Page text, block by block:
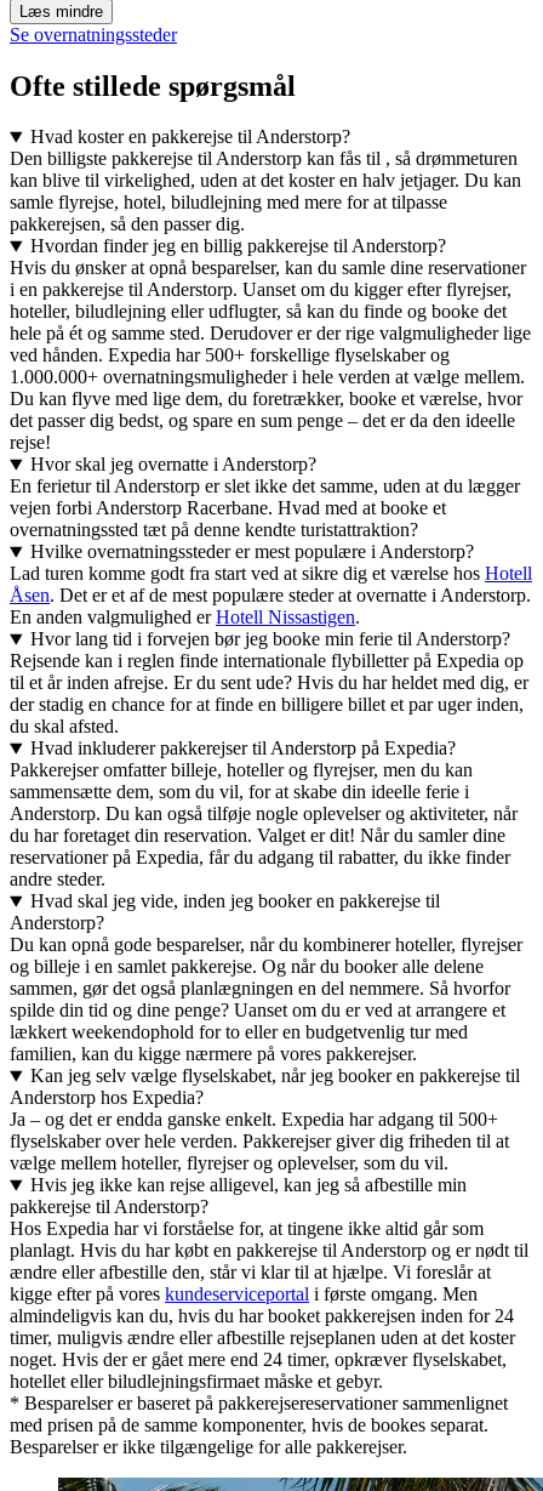
Læs mindre
Se overnatningssteder
Ofte stillede spørgsmål
Hvad koster en pakkerejse til Anderstorp?
Den billigste pakkerejse til Anderstorp kan fås til , så drømmeturen
kan blive til virkelighed, uden at det koster en halv jetjager. Du kan
samle flyrejse, hotel, biludlejning med mere for at tilpasse
pakkerejsen, så den passer dig.
Hvordan finder jeg en billig pakkerejse til Anderstorp?
Hvis du ønsker at opnå besparelser, kan du samle dine reservationer
i en pakkerejse til Anderstorp. Uanset om du kigger efter flyrejser,
hoteller, biludlejning eller udflugter, så kan du finde og booke det
hele på ét og samme sted. Derudover er der rige valgmuligheder lige
ved hånden. Expedia har 500+ forskellige flyselskaber og
1.000.000+ overnatningsmuligheder i hele verden at vælge mellem.
Du kan flyve med lige dem, du foretrækker, booke et værelse, hvor
det passer dig bedst, og spare en sum penge – det er da den ideelle
rejse!
Hvor skal jeg overnatte i Anderstorp?
En ferietur til Anderstorp er slet ikke det samme, uden at du lægger
vejen forbi Anderstorp Racerbane. Hvad med at booke et
overnatningssted tæt på denne kendte turistattraktion?
Hvilke overnatningssteder er mest populære i Anderstorp?
Lad turen komme godt fra start ved at sikre dig et værelse hos Hotell
Åsen. Det er et af de mest populære steder at overnatte i Anderstorp.
En anden valgmulighed erHotell Nissastigen.
Hvor lang tid i forvejen bør jeg booke min ferie til Anderstorp?
Rejsende kan i reglen finde internationale flybilletter på Expedia op
til et år inden afrejse. Er du sent ude? Hvis du har heldet med dig, er
der stadig en chance for at finde en billigere billet et par uger inden,
du skal afsted.
Hvad inkluderer pakkerejser til Anderstorp på Expedia?
Pakkerejser omfatter billeje, hoteller og flyrejser, men du kan
sammensætte dem, som du vil, for at skabe din ideelle ferie i
Anderstorp. Du kan også tilføje nogle oplevelser og aktiviteter, når
du har foretaget din reservation. Valget er dit! Når du samler dine
reservationer på Expedia, får du adgang til rabatter, du ikke finder
andre steder.
Hvad skal jeg vide, inden jeg booker en pakkerejse til
Anderstorp?
Du kan opnå gode besparelser, når du kombinerer hoteller, flyrejser
og billeje i en samlet pakkerejse. Og når du booker alle delene
sammen, gør det også planlægningen en del nemmere. Så hvorfor
spilde din tid og dine penge? Uanset om du er ved at arrangere et
lækkert weekendophold for to eller en budgetvenlig tur med
familien, kan du kigge nærmere på vores pakkerejser.
Kan jeg selv vælge flyselskabet, når jeg booker en pakkerejse til
Anderstorp hos Expedia?
Ja – og det er endda ganske enkelt. Expedia har adgang til 500+
flyselskaber over hele verden. Pakkerejser giver dig friheden til at
vælge mellem hoteller, flyrejser og oplevelser, som du vil.
Hvis jeg ikke kan rejse alligevel, kan jeg så afbestille min
pakkerejse til Anderstorp?
Hos Expedia har vi forståelse for, at tingene ikke altid går som
planlagt. Hvis du har købt en pakkerejse til Anderstorp og er nødt til
ændre eller afbestille den, står vi klar til at hjælpe. Vi foreslår at
kigge efter på vores kundeserviceportal i første omgang. Men
almindeligvis kan du, hvis du har booket pakkerejsen inden for 24
timer, muligvis ændre eller afbestille rejseplanen uden at det koster
noget. Hvis der er gået mere end 24 timer, opkræver flyselskabet,
hotellet eller biludlejningsfirmaet måske et gebyr.
* Besparelser er baseret på pakkerejsereservationer sammenlignet
med prisen på de samme komponenter, hvis de bookes separat.
Besparelser er ikke tilgængelige for alle pakkerejser.